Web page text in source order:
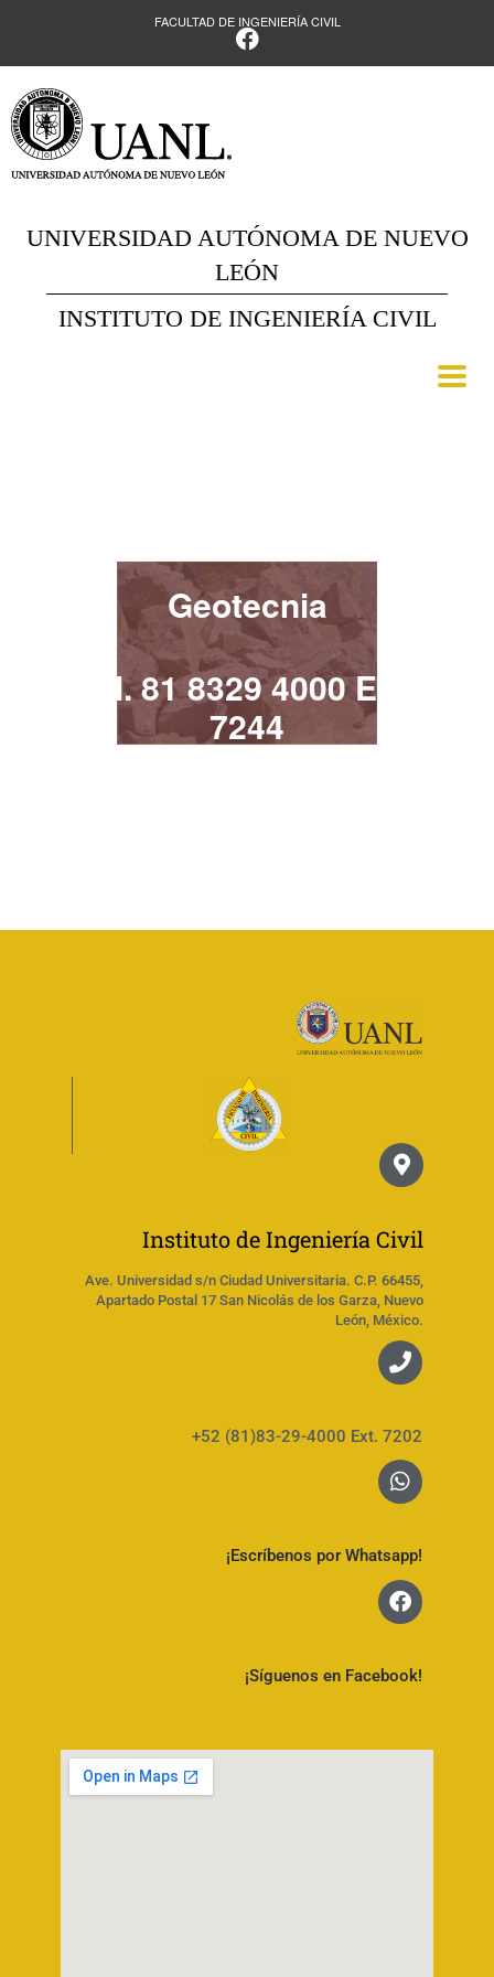
FACULTAD DE INGENIERÍA CIVIL
UNIVERSIDAD AUTÓNOMA DE NUEVO
LEÓN
INSTITUTO DE INGENIERÍA CIVIL
Geotecnia
Tel. 81 8329 4000 Ext.
7244
Instituto de Ingeniería Civil
Ave. Universidad s/n Ciudad Universitaria. C.P. 66455,
Apartado Postal 17 San Nicolás de los Garza, Nuevo
León, México.
+52 (81)83-29-4000 Ext. 7202
¡Escríbenos por Whatsapp!
¡Síguenos en Facebook!